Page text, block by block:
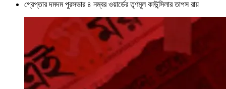
গ্রেপ্তার দমদম পুরসভার ৪ নম্বর ওয়ার্ডের তৃণমূল কাউন্সিলার তাপস রায়